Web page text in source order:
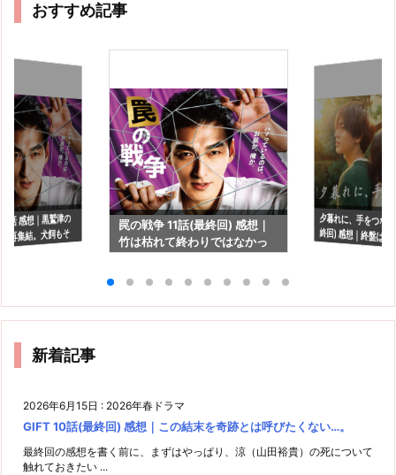
おすすめ記事
話 感想｜黒鷲津の
再集結。犬飼もそ
ます？
罠の戦争 11話(最終回) 感想｜
竹は枯れて終わりではなかっ
夕暮れに、手をつな
終回) 感想｜終盤
い"頼りになってた
新着記事
2026年6月15日 : 2026年春ドラマ
GIFT 10話(最終回) 感想｜この結末を奇跡とは呼びたくない…。
最終回の感想を書く前に、まずはやっぱり、涼（山田裕貴）の死について
触れておきたい ...